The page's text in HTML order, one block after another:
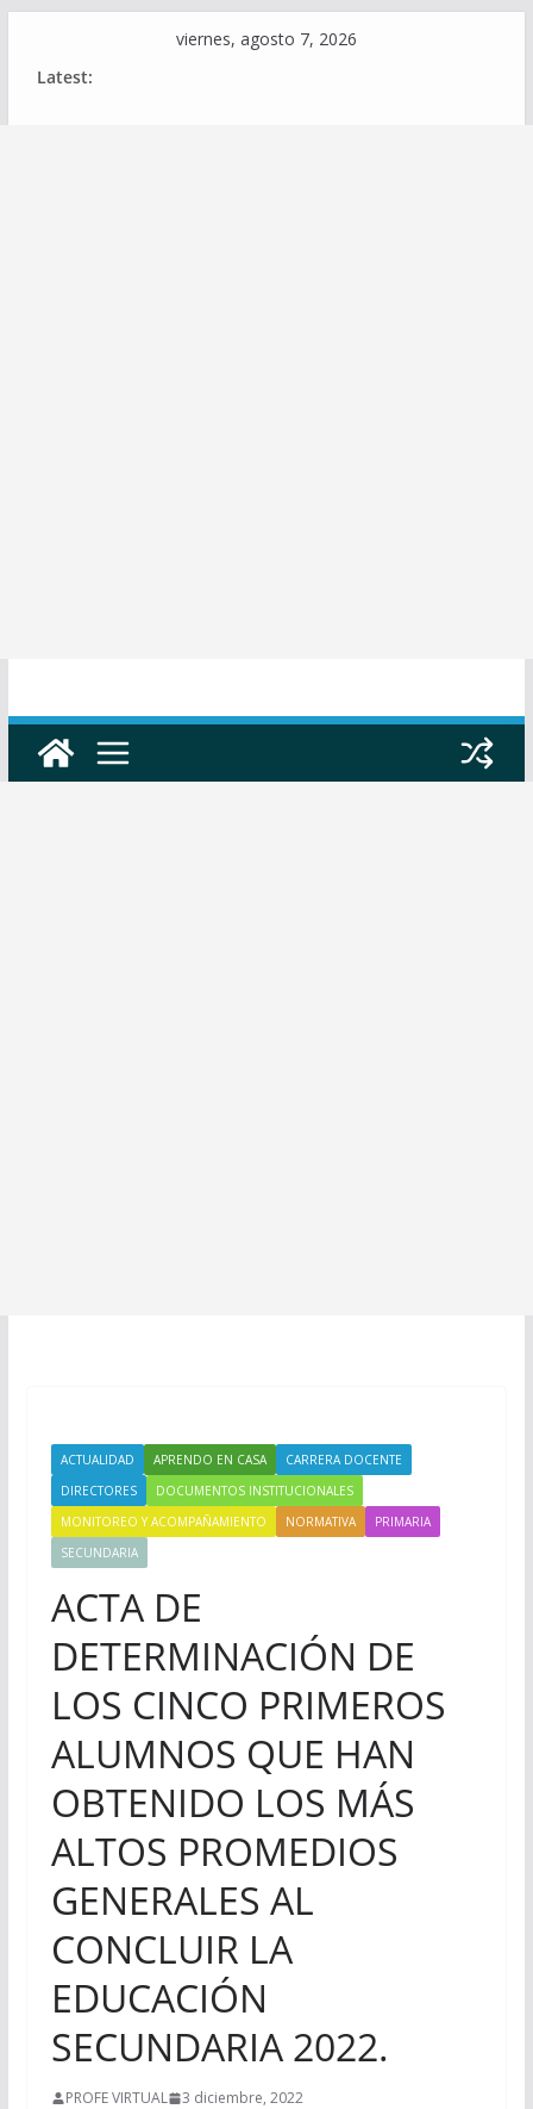
viernes, agosto 7, 2026
Latest:
ACTUALIDAD APRENDO EN CASA
CARRERA DOCENTE
DIRECTORES
DOCUMENTOS INSTITUCIONALES
MONITOREO Y ACOMPAÑAMIENTO
NORMATIVA
PRIMARIA
SECUNDARIA
ACTA DE
DETERMINACIÓN DE
LOS CINCO PRIMEROS
ALUMNOS QUE HAN
OBTENIDO LOS MÁS
ALTOS PROMEDIOS
GENERALES AL
CONCLUIR LA
EDUCACIÓN
SECUNDARIA 2022.
PROFE VIRTUAL 3 diciembre, 2022